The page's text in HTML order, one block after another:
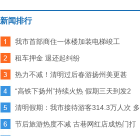
新闻排行
我市首部商住一体楼加装电梯竣工
租车押金 退还起纠纷
热力不减！清明过后春游扬州美更甚
“高铁下扬州”持续火热 假期三天到发2
清明假期：我市接待游客314.3万人次 多
节后旅游热度不减 古巷网红店成热门打